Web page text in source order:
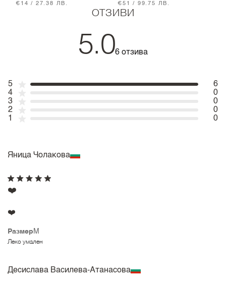
€14 / 27.38 ЛВ. €51 / 99.75 ЛВ.
ОТЗИВИ
5.06 отзива
5
6
4
0
3
0
2
0
1
0
Яница Чолакова
Размер M
Леко умален
❤️
❤️
Десислава Василева-Атанасова